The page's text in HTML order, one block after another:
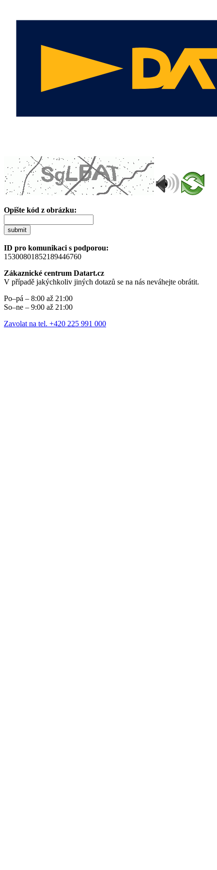
Opište kód z obrázku:
submit
ID pro komunikaci s podporou:
15300801852189446760
Zákaznické centrum Datart.cz
V případě jakýchkoliv jiných dotazů se na nás neváhejte obrátit.
Po–pá – 8:00 až 21:00
So–ne – 9:00 až 21:00
Zavolat na tel. +420 225 991 000